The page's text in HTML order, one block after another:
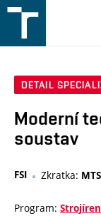
v
DETAIL
Moderní
soustav
FSI Zkratka: MTS
Program: